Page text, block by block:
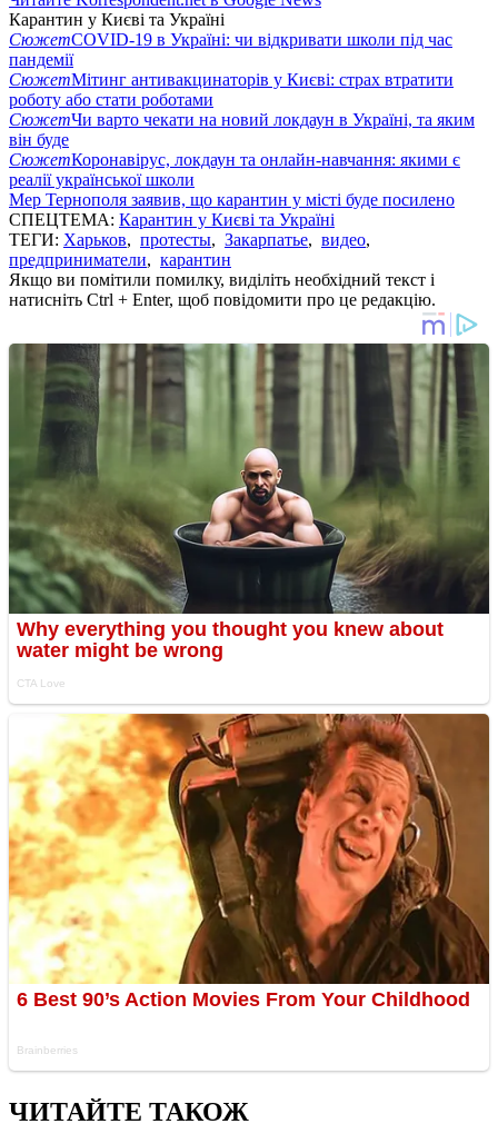
Карантин у Києві та Україні
СюжетCOVID-19 в Україні: чи відкривати школи під час
пандемії
СюжетМітинг антивакцинаторів у Києві: страх втратити
роботу або стати роботами
СюжетЧи варто чекати на новий локдаун в Україні, та яким
він буде
СюжетКоронавірус, локдаун та онлайн-навчання: якими є
реалії української школи
Мер Тернополя заявив, що карантин у місті буде посилено
СПЕЦТЕМА: Карантин у Києві та Україні
ТЕГИ: Харьков, протесты, Закарпатье, видео,
предприниматели, карантин
Якщо ви помітили помилку, виділіть необхідний текст і
натисніть Ctrl + Enter, щоб повідомити про це редакцію.
ЧИТАЙТЕ ТАКОЖ